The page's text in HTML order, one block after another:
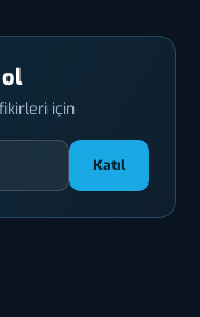
için
Katıl